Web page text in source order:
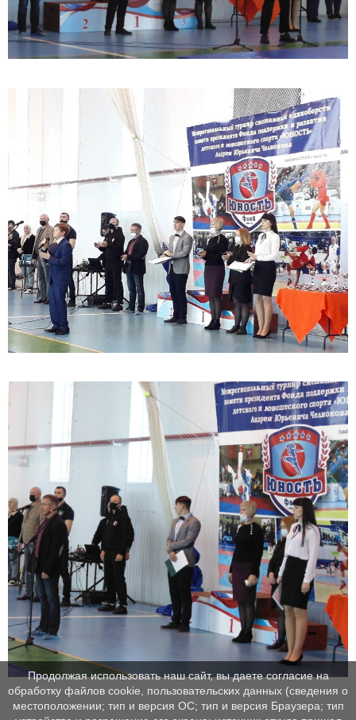
Продолжая использовать наш сайт, вы даете согласие на
обработку файлов cookie, пользовательских данных (сведения о
местоположении; тип и версия ОС; тип и версия Браузера; тип